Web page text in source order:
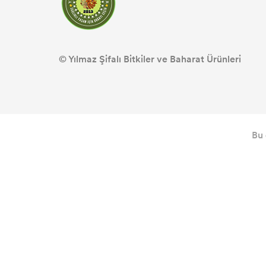
© Yılmaz Şifalı Bitkiler ve Baharat Ürünleri